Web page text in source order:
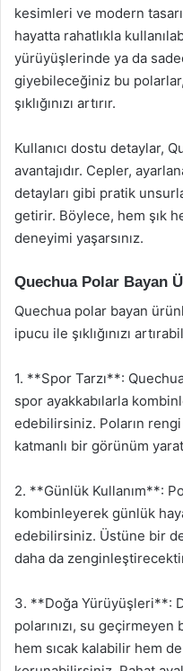
kesimleri ve modern
hayatta rahatlıkla
yürüyüşlerinde ya da
giyebileceğiniz bu
şıklığınızı artırır.
Kullanıcı dostu detaylar,
avantajıdır. Cepler,
detayları gibi pratik
getirir. Böylece, hem şık
deneyimi yaşarsınız.
Quechua Polar Bayan
Quechua polar bayan
ipucu ile şıklığınızı
1. **Spor Tarzı**:
spor ayakkabılarla
edebilirsiniz. Poların
katmanlı bir görünüm
2. **Günlük Kullanım**:
kombinleyerek günlük
edebilirsiniz. Üstüne bir
daha da
3. **Doğa Yürüyüşleri**:
polarınızı, su
hem sıcak kalabilir hem